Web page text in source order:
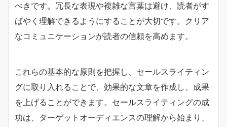
べきです。冗長な表現や複雑な言葉は避け、読者がす
ばやく理解できるようにすることが大切です。クリア
なコミュニケーションが読者の信頼を高めます。
これらの基本的な原則を把握し、セールスライティン
グに取り入れることで、効果的な文章を作成し、成果
を上げることができます。セールスライティングの成
功は、ターゲットオーディエンスの理解から始まり、